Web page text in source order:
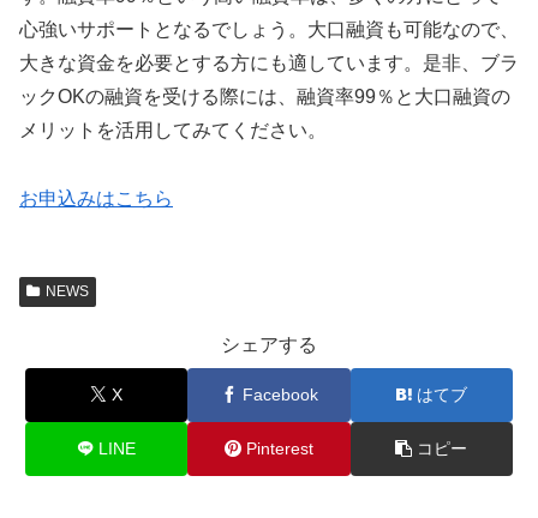
心強いサポートとなるでしょう。大口融資も可能なので、
大きな資金を必要とする方にも適しています。是非、ブラ
ックOKの融資を受ける際には、融資率99％と大口融資の
メリットを活用してみてください。
お申込みはこちら
NEWS
シェアする
X Facebook はてブ
LINE Pinterest コピー